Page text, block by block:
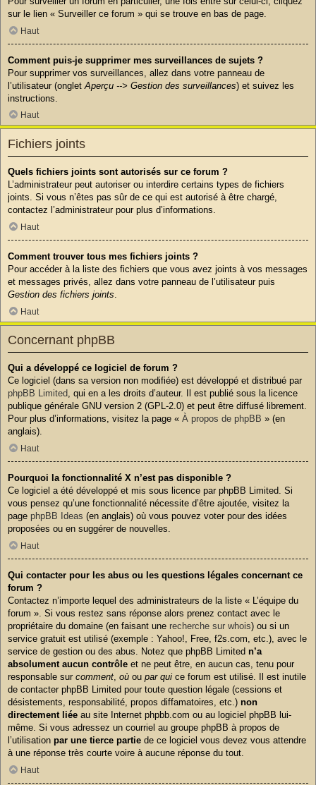
sur le lien « Surveiller ce forum » qui se trouve en bas de page.
Haut
Comment puis-je supprimer mes surveillances de sujets ?
Pour supprimer vos surveillances, allez dans votre panneau de
l’utilisateur (onglet Aperçu --> Gestion des surveillances) et suivez les
instructions.
Haut
Fichiers joints
Quels fichiers joints sont autorisés sur ce forum ?
L’administrateur peut autoriser ou interdire certains types de fichiers
joints. Si vous n’êtes pas sûr de ce qui est autorisé à être chargé,
contactez l’administrateur pour plus d’informations.
Haut
Comment trouver tous mes fichiers joints ?
Pour accéder à la liste des fichiers que vous avez joints à vos messages
et messages privés, allez dans votre panneau de l’utilisateur puis
Gestion des fichiers joints.
Haut
Concernant phpBB
Qui a développé ce logiciel de forum ?
Ce logiciel (dans sa version non modifiée) est développé et distribué par
phpBB Limited, qui en a les droits d’auteur. Il est publié sous la licence
publique générale GNU version 2 (GPL-2.0) et peut être diffusé librement.
Pour plus d’informations, visitez la page « À propos de phpBB » (en
anglais).
Haut
Pourquoi la fonctionnalité X n’est pas disponible ?
Ce logiciel a été développé et mis sous licence par phpBB Limited. Si
vous pensez qu’une fonctionnalité nécessite d’être ajoutée, visitez la
page phpBB Ideas (en anglais) où vous pouvez voter pour des idées
proposées ou en suggérer de nouvelles.
Haut
Qui contacter pour les abus ou les questions légales concernant ce
forum ?
Contactez n’importe lequel des administrateurs de la liste « L’équipe du
forum ». Si vous restez sans réponse alors prenez contact avec le
propriétaire du domaine (en faisant une recherche sur whois) ou si un
service gratuit est utilisé (exemple : Yahoo!, Free, f2s.com, etc.), avec le
service de gestion ou des abus. Notez que phpBB Limited n’a
absolument aucun contrôle et ne peut être, en aucun cas, tenu pour
responsable sur comment où ou par qui ce forum est utilisé. Il est inutile
de contacter phpBB Limited pour toute question légale (cessions et
désistements, responsabilité, propos diffamatoires, etc.) non
directement liée au site Internet phpbb.com ou au logiciel phpBB lui-
même. Si vous adressez un courriel au groupe phpBB à propos de
l’utilisation par une tierce partie de ce logiciel vous devez vous attendre
à une réponse très courte voire à aucune réponse du tout.
Haut